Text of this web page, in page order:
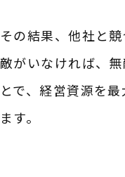
その結果、他社と
敵がいなければ、
とで、経営資源を
ます。